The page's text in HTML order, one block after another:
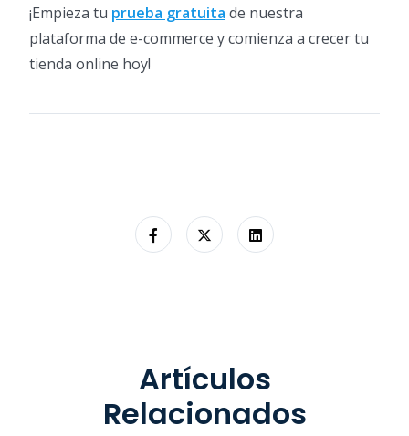
¡Empieza tu prueba gratuita de nuestra
plataforma de e-commerce y comienza a crecer tu
tienda online hoy!
Artículos
Relacionados